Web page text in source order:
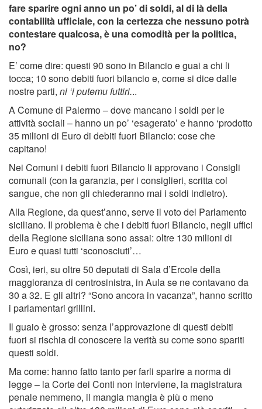
fare sparire ogni anno un po’ di soldi, al di là della
contabilità ufficiale, con la certezza che nessuno potrà
contestare qualcosa, è una comodità per la politica,
no?
E’ come dire: questi 90 sono in Bilancio e guai a chi li
tocca; 10 sono debiti fuori bilancio e, come si dice dalle
nostre parti, ni ‘i putemu futtiri...
A Comune di Palermo – dove mancano i soldi per le
attività sociali – hanno un po’ ‘esagerato’ e hanno ‘prodotto
35 milioni di Euro di debiti fuori Bilancio: cose che
capitano!
Nei Comuni i debiti fuori Bilancio li approvano i Consigli
comunali (con la garanzia, per i consiglieri, scritta col
sangue, che non gli chiederanno mai i soldi indietro).
Alla Regione, da quest’anno, serve il voto del Parlamento
siciliano. Il problema è che i debiti fuori Bilancio, negli uffici
della Regione siciliana sono assai: oltre 130 milioni di
Euro e quasi tutti ‘sconosciuti’…
Così, ieri, su oltre 50 deputati di Sala d’Ercole della
maggioranza di centrosinistra, in Aula se ne contavano da
30 a 32. E gli altri? “Sono ancora in vacanza”, hanno scritto
i parlamentari grillini.
Il guaio è grosso: senza l’approvazione di questi debiti
fuori si rischia di conoscere la verità su come sono spariti
questi soldi.
Ma come: hanno fatto tanto per farli sparire a norma di
legge – la Corte dei Conti non interviene, la magistratura
penale nemmeno, il mangia mangia è più o meno